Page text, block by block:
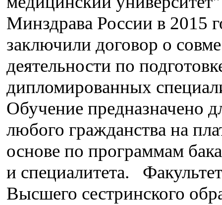
Минздрава России в 2015
заключили договор о
деятельности по
дипломированных
Обучение предназначено
любого гражданства на
основе по программам
и специалитета.
Высшего сестринского